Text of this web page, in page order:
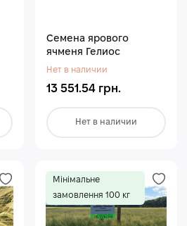
Семена ярового
ячменя Гелиос
Нет в наличии
13 551.54 грн.
Нет в наличии
Мінімальне
замовлення 100 кг